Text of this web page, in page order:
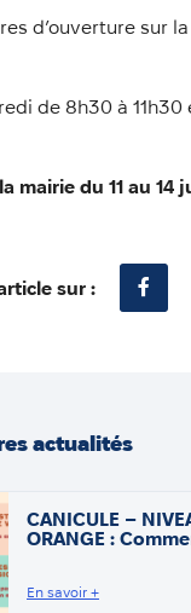
d’ouverture sur
de 8h30 à 11h30
mairie du 11 au 14
sur :
actualités
CANICULE –
ORANGE :
En savoir +